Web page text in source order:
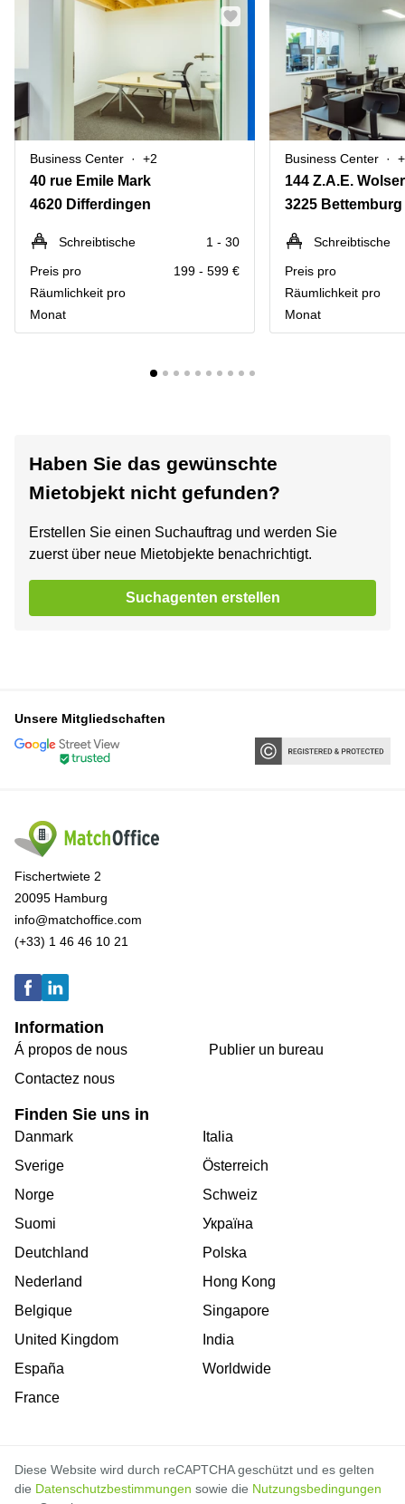
Business Center +2
40 rue Emile Mark
4620 Differdingen
Schreibtische
1 - 30
Preis pro
Räumlichkeit pro
Monat
199 - 599 €
Business Center
144 Z.A.E.
3225 Bettemburg
Schreibtische
Preis pro
Räumlichkeit pro
Monat
Haben Sie das gewünschte
Mietobjekt nicht gefunden?
Erstellen Sie einen Suchauftrag und werden Sie
zuerst über neue Mietobjekte benachrichtigt.
Suchagenten erstellen
Unsere Mitgliedschaften
Fischertwiete 2
20095 Hamburg
info@matchoffice.com
(+33) 1 46 46 10 21
Information
Á propos de nous
Contactez nous
Publier un bureau
Finden Sie uns in
Danmark
Sverige
Norge
Suomi
Deutchland
Nederland
Belgique
United Kingdom
España
France
Italia
Österreich
Schweiz
Україна
Polska
Hong Kong
Singapore
India
Worldwide
Diese Website wird durch reCAPTCHA geschützt und es gelten
die Datenschutzbestimmungen sowie die Nutzungsbedingungen